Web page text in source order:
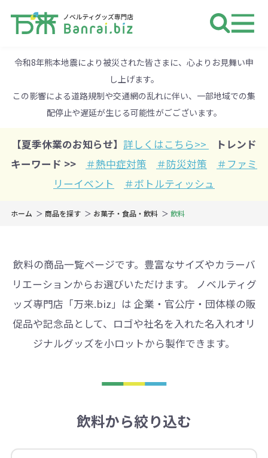
令和8年熊本地震により被災された皆さまに、心よりお見舞い申
し上げます。
この影響による道路規制や交通網の乱れに伴い、一部地域での集
配停止や遅延が生じる可能性がごございます。
【夏季休業のお知らせ】 詳しくはこちら>>
トレンド
キーワード >>
＃熱中症対策 ＃防災対策
＃ファミ
リーイベント
＃ボトルティッシュ
ホーム 商品を探す お菓子・食品・飲料 飲料
飲料の商品一覧ページです。豊富なサイズやカラーバ
リエーションからお選びいただけます。 ノベルティグ
ッズ専門店「万来.biz」は 企業・官公庁・団体様の販
促品や記念品として、ロゴや社名を入れた名入れオリ
ジナルグッズを小ロットから製作できます。
飲料から絞り込む